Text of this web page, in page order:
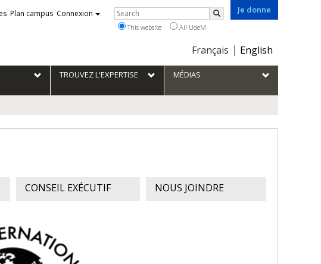
Je donne
Choix
la
langue
Français English
Plan campus Connexion Rechercher
Search
This website All UdeM
TROUVEZ L'EXPERTISE MÉDIAS
CONSEIL EXÉCUTIF NOUS JOINDRE